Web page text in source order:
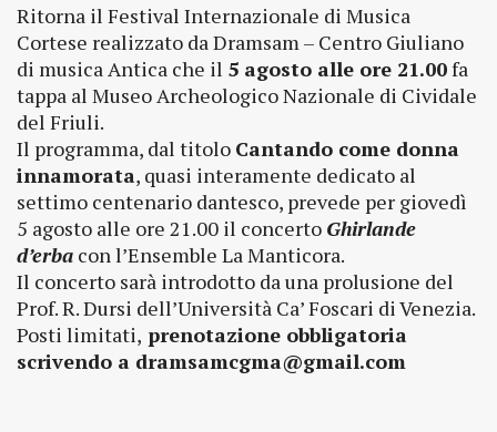
Ritorna il Festival Internazionale di Musica
Cortese realizzato da Dramsam – Centro Giuliano
di musica Antica che il 5 agosto alle ore 21.00fa
tappa al Museo Archeologico Nazionale di Cividale
del Friuli.
Il programma, dal titolo Cantando come donna
innamorata, quasi interamente dedicato al
settimo centenario dantesco, prevede per giovedì
5 agosto alle ore 21.00 il concerto Ghirlande
d’erba con l’Ensemble La Manticora.
Il concerto sarà introdotto da una prolusione del
Prof. R. Dursi dell’Università Ca’ Foscari di Venezia.
Posti limitati, prenotazione obbligatoria
scrivendo a dramsamcgma@gmail.com